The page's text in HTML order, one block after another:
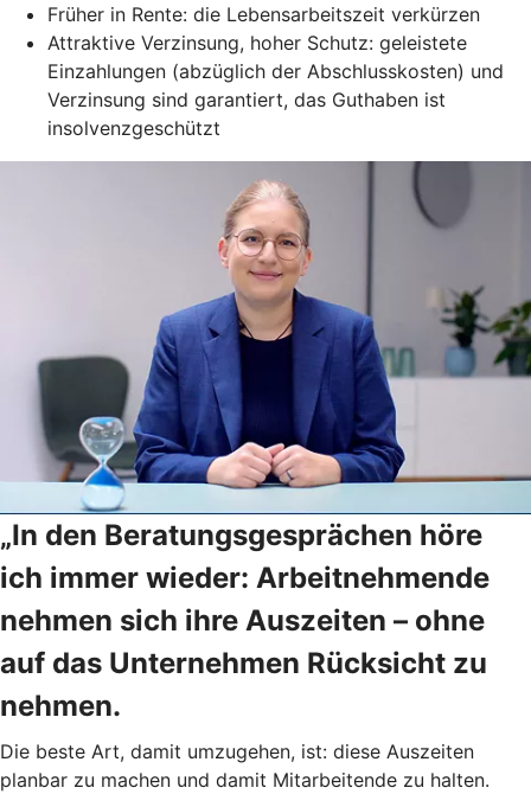
Früher in Rente: die Lebensarbeitszeit verkürzen
Attraktive Verzinsung, hoher Schutz: geleistete
Einzahlungen (abzüglich der Abschlusskosten) und
Verzinsung sind garantiert, das Guthaben ist
insolvenzgeschützt
„In den Beratungsgesprächen höre
ich immer wieder: Arbeitnehmende
nehmen sich ihre Auszeiten – ohne
auf das Unternehmen Rücksicht zu
nehmen.
Die beste Art, damit umzugehen, ist: diese Auszeiten
planbar zu machen und damit Mitarbeitende zu halten.